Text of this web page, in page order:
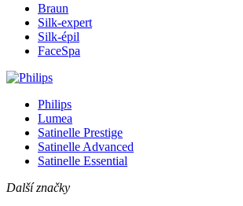
Braun
Silk-expert
Silk-épil
FaceSpa
Philips
Lumea
Satinelle Prestige
Satinelle Advanced
Satinelle Essential
Další značky